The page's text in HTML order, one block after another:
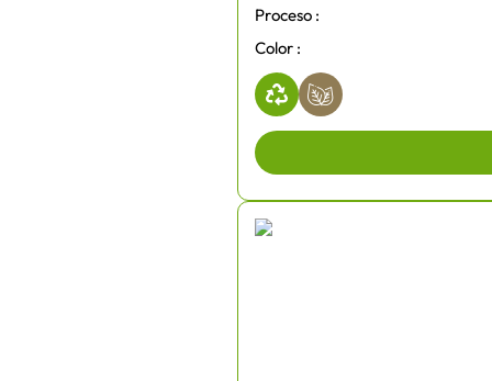
Proceso :
Color :